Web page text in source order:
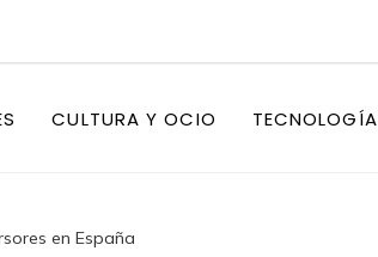
CULTURA Y OCIO TECNOLOGÍA
en España